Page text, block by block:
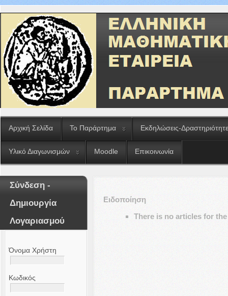
Αρχική Σελίδα Το Παράρτημα Εκδηλώσεις-
Υλικό Διαγωνισμών Moodle Επικοινωνία
Σύνδεση -
Δημιουργία
Λογαριασμού
Όνομα Χρήστη
Κωδικός
Ειδοποίηση
There is no articles for